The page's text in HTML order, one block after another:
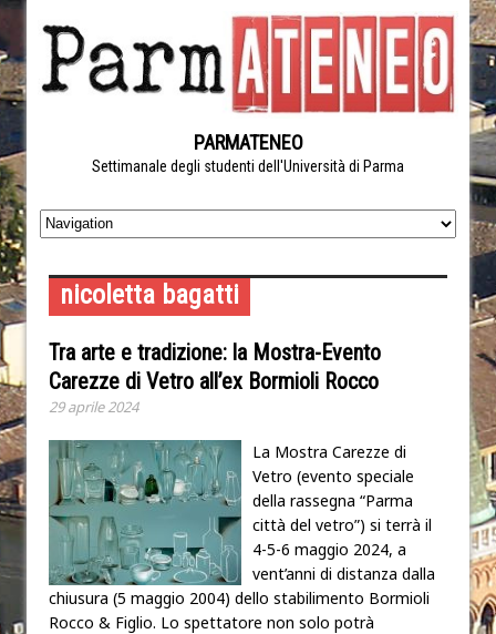
PARMATENEO
Settimanale degli studenti dell'Università di Parma
nicoletta bagatti
Tra arte e tradizione: la Mostra-Evento
Carezze di Vetro all’ex Bormioli Rocco
29 aprile 2024
La Mostra Carezze di
Vetro (evento speciale
della rassegna “Parma
città del vetro”) si terrà il
4-5-6 maggio 2024, a
vent’anni di distanza dalla
chiusura (5 maggio 2004) dello stabilimento Bormioli
Rocco & Figlio. Lo spettatore non solo potrà